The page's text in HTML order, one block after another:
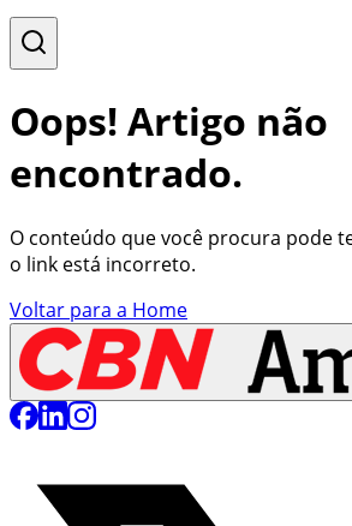
Oops! Artigo não
encontrado.
O conteúdo que você procura pode
o link está incorreto.
Voltar para a Home